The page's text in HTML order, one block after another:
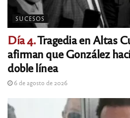
SUCESOS
Día 4.Tragedia en Altas
afirman que González
doble línea
6 de agosto de 2026